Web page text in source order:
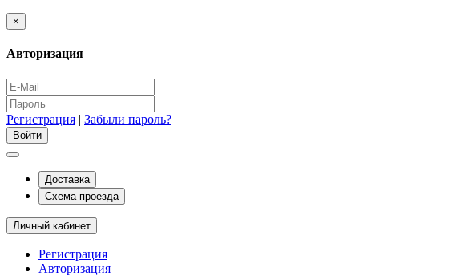
×
Авторизация
Регистрация | Забыли пароль?
Доставка
Схема проезда
Личный кабинет
Регистрация
Авторизация